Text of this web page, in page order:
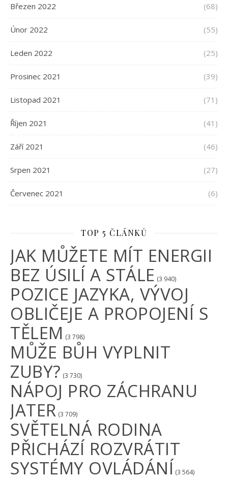
Březen 2022 (68)
Únor 2022 (55)
Leden 2022 (25)
Prosinec 2021 (39)
Listopad 2021 (71)
Říjen 2021 (41)
Září 2021 (46)
Srpen 2021 (27)
Červenec 2021 (6)
TOP 5 ČLÁNKŮ
JAK MŮŽETE MÍT ENERGII
BEZ ÚSILÍ A STÁLE (3 940)
POZICE JAZYKA, VÝVOJ
OBLIČEJE A PROPOJENÍ S
TĚLEM (3 798)
MŮŽE BŮH VYPLNIT
ZUBY? (3 730)
NÁPOJ PRO ZÁCHRANU
JATER (3 709)
SVĚTELNÁ RODINA
PŘICHÁZÍ ROZVRÁTIT
SYSTÉMY OVLÁDÁNÍ (3 564)